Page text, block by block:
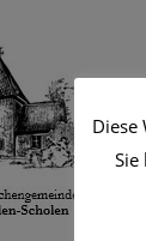
Diese
Sie